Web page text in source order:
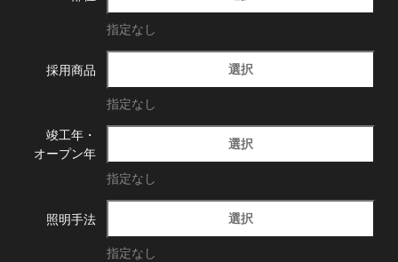
指定なし
採用商品 選択
指定なし
竣工年・
オープン年
選択
指定なし
照明手法 選択
指定なし